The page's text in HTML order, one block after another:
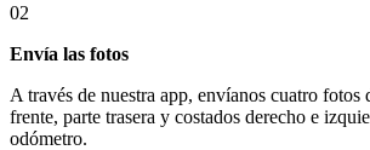
02
Envía las fotos
A través de nuestra app, envíanos cuatro fotos
frente, parte trasera y costados derecho e
odómetro.